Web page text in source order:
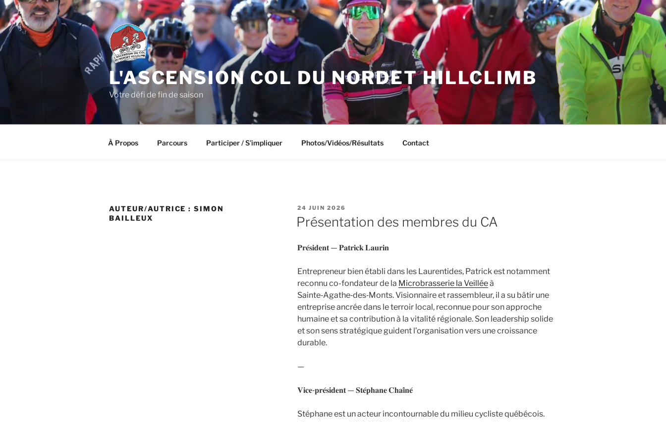
Aller
au
contenu
principal
L'ASCENSION COL DU NORDET HILLCLIMB
Votre défi de fin de saison
À Propos Parcours Participer / S’impliquer Photos/Vidéos/Résultats Contact
AUTEUR/AUTRICE :SIMON
BAILLEUX
PUBLIÉ
LE
24 JUIN 2026
Présentation des membres du CA
𝐏𝐫𝐞́𝐬𝐢𝐝𝐞𝐧𝐭 — 𝐏𝐚𝐭𝐫𝐢𝐜𝐤 𝐋𝐚𝐮𝐫𝐢𝐧
Entrepreneur bien établi dans les Laurentides, Patrick est notamment
reconnu co-fondateur de la Microbrasserie la Veilléeà
Sainte‑Agathe‑des‑Monts. Visionnaire et rassembleur, il a su bâtir une
entreprise ancrée dans le terroir local, reconnue pour son approche
humaine et sa contribution à la vitalité régionale. Son leadership solide
et son sens stratégique guident l’organisation vers une croissance
durable.
—
𝐕𝐢𝐜𝐞‑𝐩𝐫𝐞́𝐬𝐢𝐝𝐞𝐧𝐭 — 𝐒𝐭𝐞́𝐩𝐡𝐚𝐧𝐞 𝐂𝐡𝐚𝐢̂𝐧𝐞́
Stéphane est un acteur incontournable du milieu cycliste québécois.